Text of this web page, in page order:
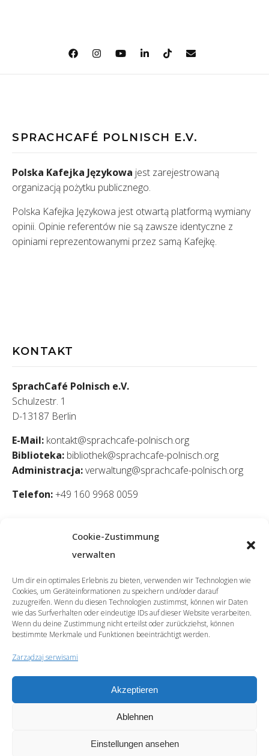
Cookie-Zustimmung
verwalten
Um dir ein optimales Erlebnis zu bieten, verwenden wir Technologien wie
Cookies, um Geräteinformationen zu speichern und/oder darauf
zuzugreifen. Wenn du diesen Technologien zustimmst, können wir Daten
wie das Surfverhalten oder eindeutige IDs auf dieser Website verarbeiten.
Wenn du deine Zustimmung nicht erteilst oder zurückziehst, können
bestimmte Merkmale und Funktionen beeinträchtigt werden.
Zarządzaj serwisami
Akzeptieren
Ablehnen
Einstellungen ansehen
SPRACHCAFÉ POLNISCH E.V.
Polska Kafejka Językowa jest zarejestrowaną
organizacją pożytku publicznego.
Polska Kafejka Językowa jest otwartą platformą wymiany
opinii. Opinie referentów nie są zawsze identyczne z
opiniami reprezentowanymi przez samą Kafejkę.
KONTAKT
SprachCafé Polnisch e.V.
Schulzestr. 1
D-13187 Berlin
E-Mail: kontakt@sprachcafe-polnisch.org
Biblioteka: bibliothek@sprachcafe-polnisch.org
Administracja:verwaltung@sprachcafe-polnisch.org
Telefon:+49 160 9968 0059
© 2026 | SprachCafé Polnisch
Zostań naszym Partnerem